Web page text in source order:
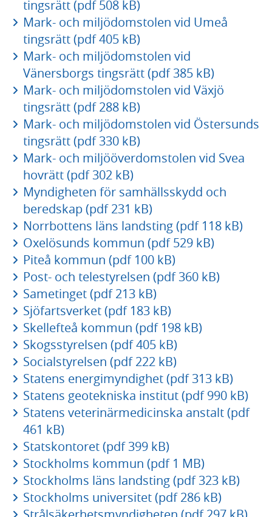
tingsrätt (pdf 508 kB)
Mark- och miljödomstolen vid Umeå
tingsrätt (pdf 405 kB)
Mark- och miljödomstolen vid
Vänersborgs tingsrätt (pdf 385 kB)
Mark- och miljödomstolen vid Växjö
tingsrätt (pdf 288 kB)
Mark- och miljödomstolen vid Östersunds
tingsrätt (pdf 330 kB)
Mark- och miljööverdomstolen vid Svea
hovrätt (pdf 302 kB)
Myndigheten för samhällsskydd och
beredskap (pdf 231 kB)
Norrbottens läns landsting (pdf 118 kB)
Oxelösunds kommun (pdf 529 kB)
Piteå kommun (pdf 100 kB)
Post- och telestyrelsen (pdf 360 kB)
Sametinget (pdf 213 kB)
Sjöfartsverket (pdf 183 kB)
Skellefteå kommun (pdf 198 kB)
Skogsstyrelsen (pdf 405 kB)
Socialstyrelsen (pdf 222 kB)
Statens energimyndighet (pdf 313 kB)
Statens geotekniska institut (pdf 990 kB)
Statens veterinärmedicinska anstalt (pdf
461 kB)
Statskontoret (pdf 399 kB)
Stockholms kommun (pdf 1 MB)
Stockholms läns landsting (pdf 323 kB)
Stockholms universitet (pdf 286 kB)